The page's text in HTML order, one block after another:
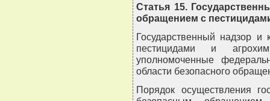
Статья 15.
обращением с
Государственный надзор
пестицидами и
уполномоченные
области безопасного
Порядок осуществления